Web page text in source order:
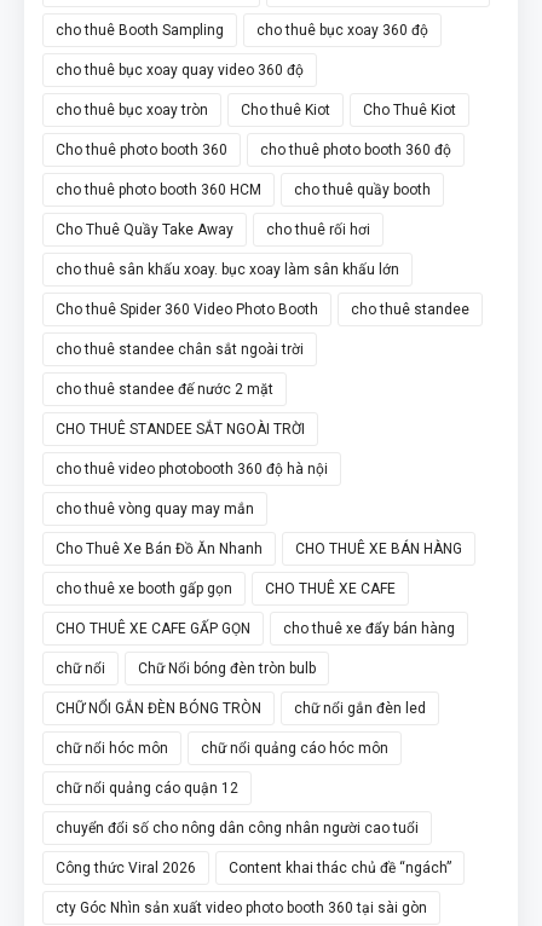
cho thuê Booth Sampling cho thuê bục xoay 360 độ
cho thuê bục xoay quay video 360 độ
cho thuê bục xoay tròn Cho thuê Kiot Cho Thuê Kiot
Cho thuê photo booth 360 cho thuê photo booth 360 độ
cho thuê photo booth 360 HCM cho thuê quầy booth
Cho Thuê Quầy Take Away cho thuê rối hơi
cho thuê sân khấu xoay. bục xoay làm sân khấu lớn
Cho thuê Spider 360 Video Photo Booth cho thuê standee
cho thuê standee chân sắt ngoài trời
cho thuê standee đế nước 2 mặt
CHO THUÊ STANDEE SẮT NGOÀI TRỜI
cho thuê video photobooth 360 độ hà nội
cho thuê vòng quay may mắn
Cho Thuê Xe Bán Đồ Ăn Nhanh CHO THUÊ XE BÁN HÀNG
cho thuê xe booth gấp gọn CHO THUÊ XE CAFE
CHO THUÊ XE CAFE GẤP GỌN cho thuê xe đẩy bán hàng
chữ nổi Chữ Nổi bóng đèn tròn bulb
CHỮ NỔI GẮN ĐÈN BÓNG TRÒN chữ nổi gắn đèn led
chữ nổi hóc môn chữ nổi quảng cáo hóc môn
chữ nổi quảng cáo quận 12
chuyển đổi số cho nông dân công nhân người cao tuổi
Công thức Viral 2026 Content khai thác chủ đề “ngách”
cty Góc Nhìn sản xuất video photo booth 360 tại sài gòn